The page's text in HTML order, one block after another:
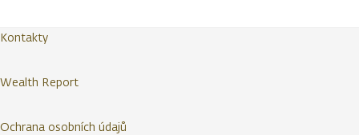
Kontakty
Wealth Report
Ochrana osobních údajů